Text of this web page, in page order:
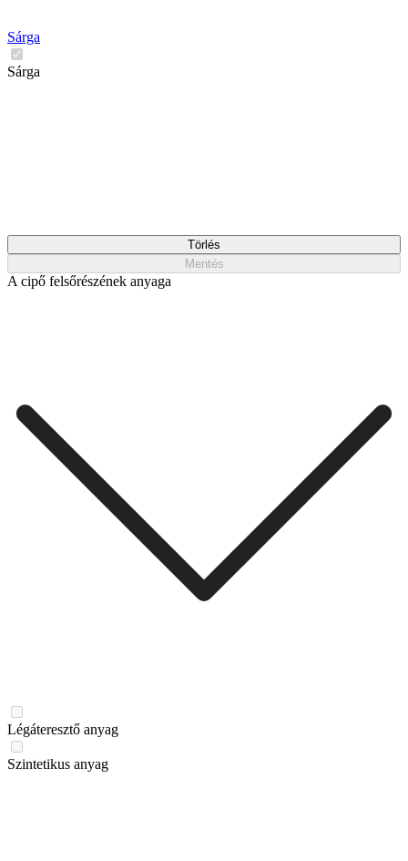
Sárga
Sárga
Törlés
Mentés
A cipő felsőrészének anyaga
Légáteresztő anyag
Szintetikus anyag